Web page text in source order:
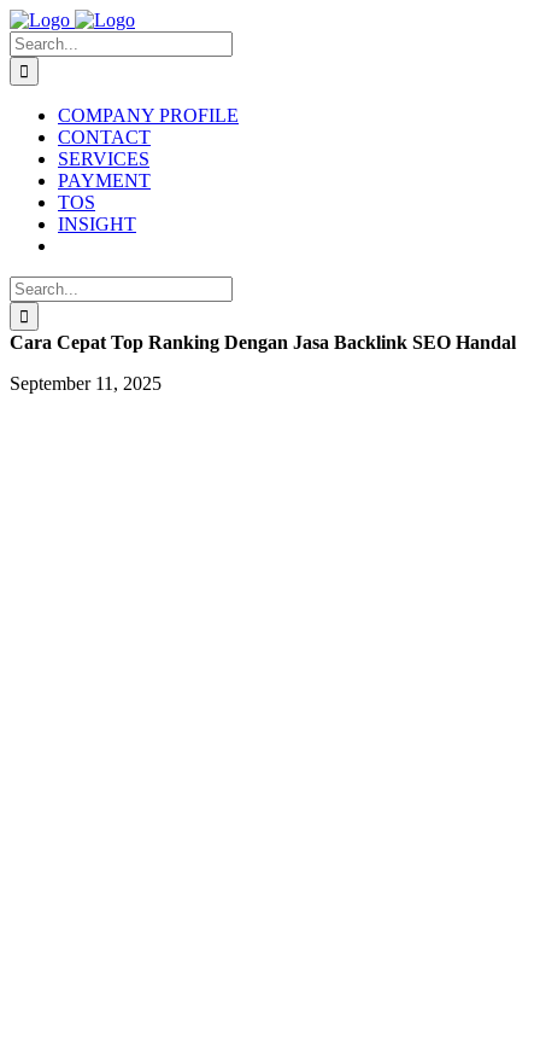
Skip
to
content
Search
for:
COMPANY PROFILE
CONTACT
SERVICES
PAYMENT
TOS
INSIGHT
Search
for:
Cara Cepat Top Ranking Dengan Jasa Backlink SEO Handal
September 11, 2025